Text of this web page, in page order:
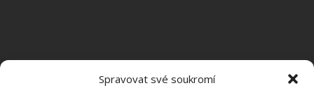
Spravovat své soukromí